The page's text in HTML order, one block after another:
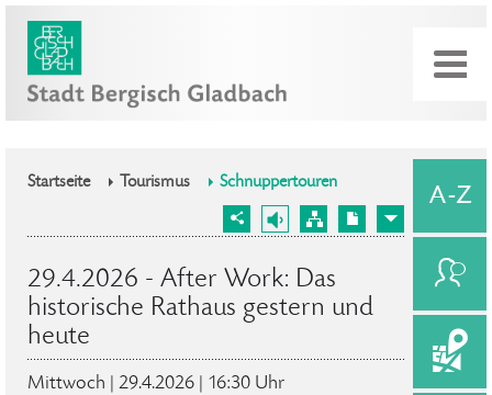
Startseite Tourismus Schnuppertouren
29.4.2026 - After Work: Das
historische Rathaus gestern und
heute
Mittwoch | 29.4.2026 | 16:30 Uhr